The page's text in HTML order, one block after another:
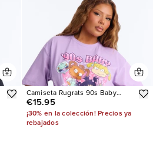
Camiseta Rugrats 90s Baby
Oversized
€15.95
¡30% en la colección! Precios ya
rebajados